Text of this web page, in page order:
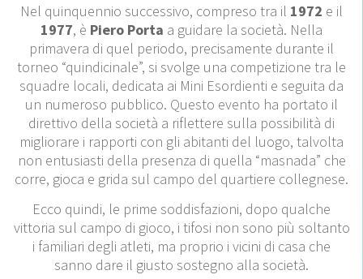
Nel quinquennio successivo, compreso tra il 1972 e il
1977, è Piero Porta a guidare la società. Nella
primavera di quel periodo, precisamente durante il
torneo “quindicinale”, si svolge una competizione tra le
squadre locali, dedicata ai Mini Esordienti e seguita da
un numeroso pubblico. Questo evento ha portato il
direttivo della società a riflettere sulla possibilità di
migliorare i rapporti con gli abitanti del luogo, talvolta
non entusiasti della presenza di quella “masnada” che
corre, gioca e grida sul campo del quartiere collegnese.
Ecco quindi, le prime soddisfa­zioni, dopo qualche
vittoria sul campo di gioco, i tifosi non sono più soltanto
i familiari degli atleti, ma proprio i vicini di casa che
sanno dare il giusto sostegno alla società.